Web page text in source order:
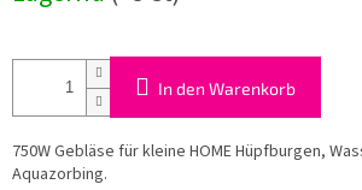
In den Warenkorb
750W Gebläse für kleine HOME Hüpfburgen,
Aquazorbing.